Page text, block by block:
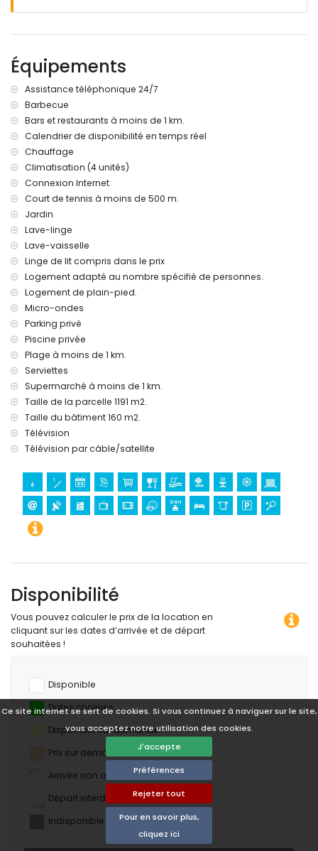
Ce site internet se sert de cookies. Si vous continuez à naviguer sur le site,
vous acceptez notre utilisation des cookies.
J'accepte
Préférences
Rejeter tout
Pour en savoir plus,
cliquez ici
Équipements
Assistance téléphonique 24/7
Barbecue
Bars et restaurants à moins de 1 km.
Calendrier de disponibilité en temps réel
Chauffage
Climatisation (4 unités)
Connexion Internet
Court de tennis à moins de 500 m.
Jardin
Lave-linge
Lave-vaisselle
Linge de lit compris dans le prix
Logement adapté au nombre spécifié de personnes.
Logement de plain-pied.
Micro-ondes
Parking privé
Piscine privée
Plage à moins de 1 km.
Serviettes
Supermarché à moins de 1 km.
Taille de la parcelle 1191 m2.
Taille du bâtiment 160 m2.
Télévision
Télévision par câble/satellite
Disponibilité
Vous pouvez calculer le prix de la location en
cliquant sur les dates d’arrivée et de départ
souhaitées !
Disponible
Dates choisies
Disponible sur demande
Prix ​​sur demande
Arrivée non autorisée
Départ interdit
Indisponible